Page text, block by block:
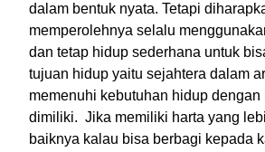
dalam bentuk nyata. Tetapi
memperolehnya selalu
dan tetap hidup sederhana untuk
tujuan hidup yaitu sejahtera dalam
memenuhi kebutuhan hidup dengan
dimiliki. Jika memiliki harta yang
baiknya kalau bisa berbagi kepada